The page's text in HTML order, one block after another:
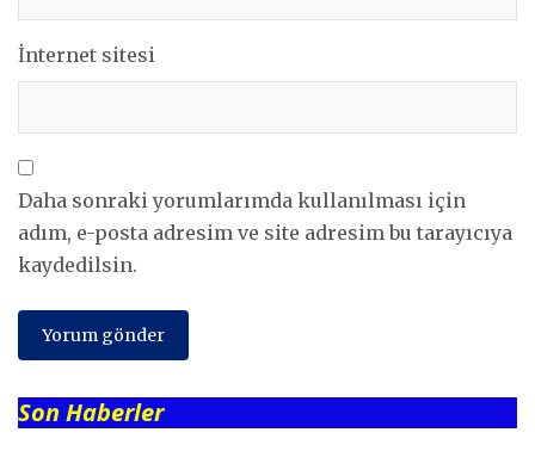
İnternet sitesi
Daha sonraki yorumlarımda kullanılması için
adım, e-posta adresim ve site adresim bu tarayıcıya
kaydedilsin.
Son Haberler